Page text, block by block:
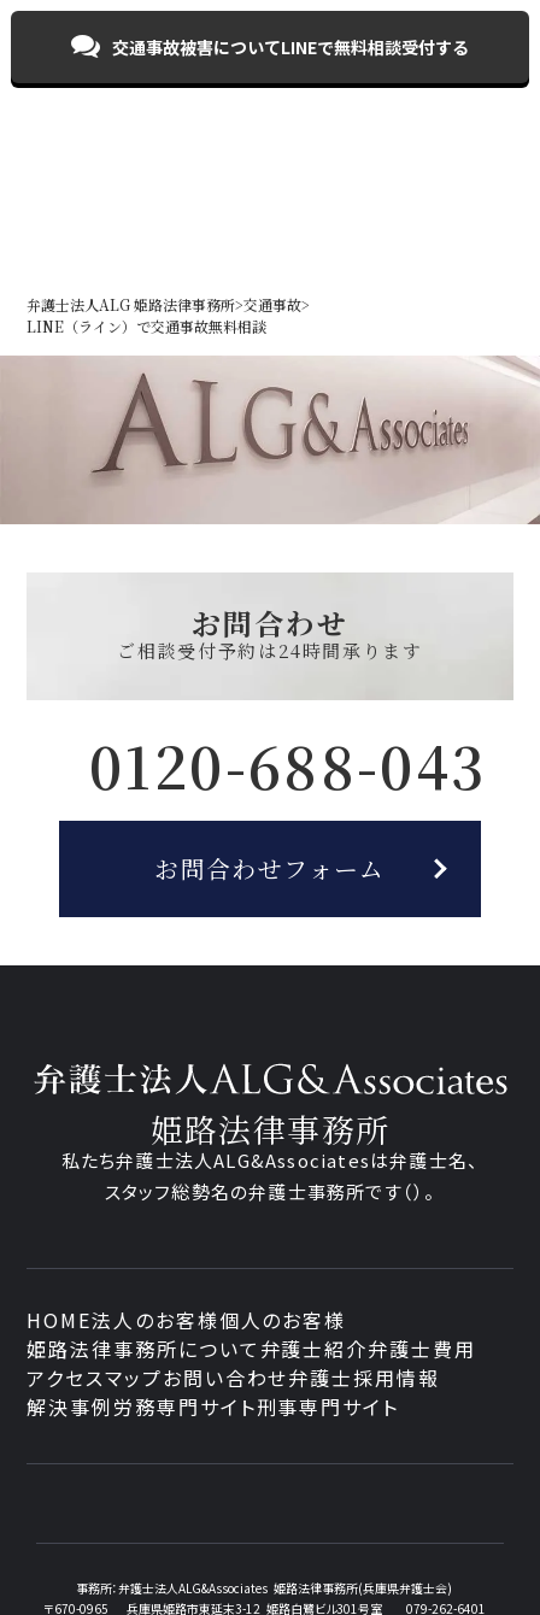
交通事故被害についてLINEで無料相談受付する
弁護士法人ALG 姫路法律事務所>交通事故>
LINE（ライン）で交通事故無料相談
お問合わせ
ご相談受付予約は24時間承ります
0120-688-043
お問合わせフォーム
姫路法律事務所
私たち弁護士法人ALG&Associatesは弁護士名、
スタッフ総勢名の弁護士事務所です（）。
HOME法人のお客様個人のお客様
姫路法律事務所について 弁護士紹介弁護士費用
アクセスマップお問い合わせ弁護士採用情報
解決事例労務専門サイト刑事専門サイト
事務所：弁護士法人ALG&Associates 姫路法律事務所(兵庫県弁護士会)
〒670-0965
兵庫県姫路市東延末3-12 姫路白鷺ビル301号室 079-262-6401